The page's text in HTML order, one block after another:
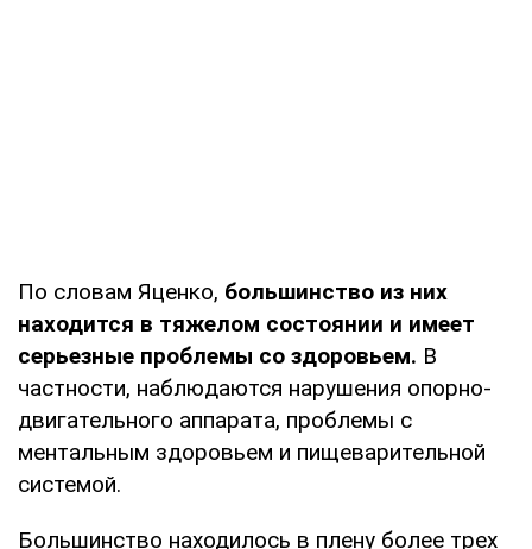
По словам Яценко, большинство из них
находится в тяжелом состоянии и имеет
серьезные проблемы со здоровьем. В
частности, наблюдаются нарушения опорно-
двигательного аппарата, проблемы с
ментальным здоровьем и пищеварительной
системой.
Большинство находилось в плену более трех